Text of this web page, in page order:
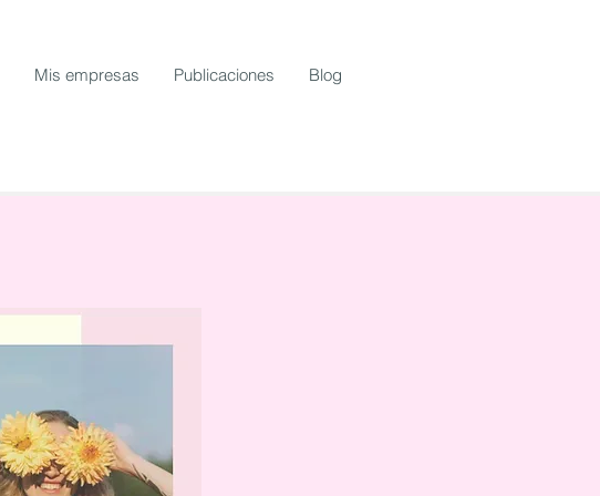
Mis empresas Publicaciones Blog